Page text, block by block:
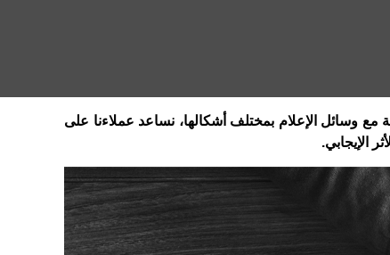
وسائل الإعلام بمختلف أشكالها، نساعد عملاءنا على
الإيجابي.